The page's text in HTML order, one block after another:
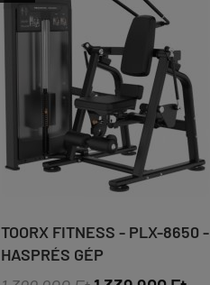
TOORX FITNESS - PLX-8650 -
HASPRÉS GÉP